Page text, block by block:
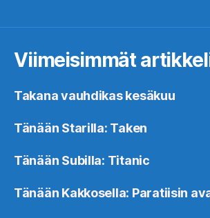
Viimeisimmät
Takana vauhdikas kesäkuu
Tänään Starilla: Taken
Tänään Subilla: Titanic
Tänään Kakkosella: Paratiisin